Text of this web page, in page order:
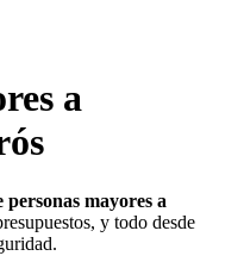
a
mayores a
y todo desde